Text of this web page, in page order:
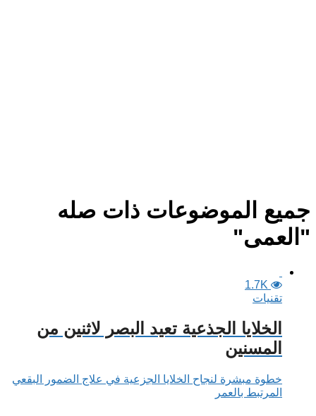
جميع الموضوعات ذات صله
"العمى"
1.7K
تقنيات
الخلايا الجذعية تعيد البصر لاثنين من
المسنين
خطوة مبشرة لنجاح الخلايا الجزعية في علاج الضمور البقعي
المرتبط بالعمر